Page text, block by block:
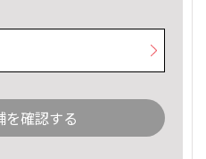
を確認する